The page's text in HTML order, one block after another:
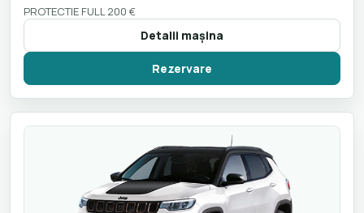
PROTECTIE FULL 200 €
Detalii maşina
Rezervare